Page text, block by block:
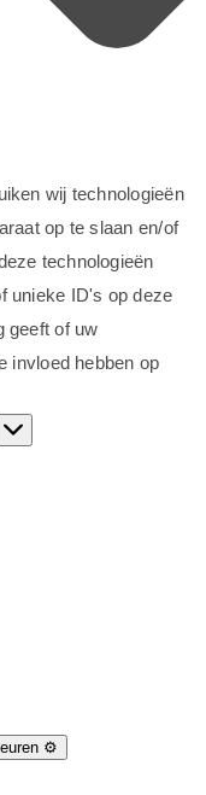
wij technologieën
op te slaan en/of
technologieën
unieke ID's op deze
geeft of uw
invloed hebben op
⚙